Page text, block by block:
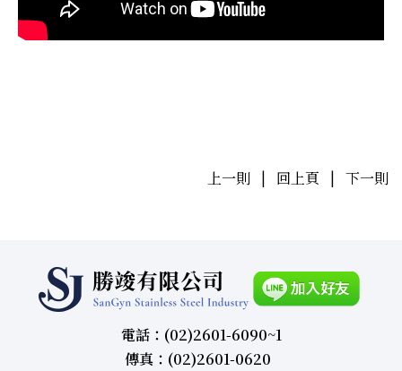
上一則 | 回上頁 | 下一則
電話：(02)2601-6090~1
傳真：(02)2601-0620